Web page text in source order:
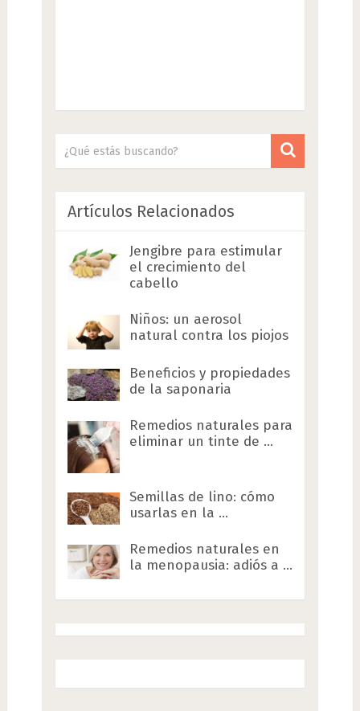
Artículos Relacionados
Jengibre para estimular
el crecimiento del
cabello
Niños: un aerosol
natural contra los piojos
Beneficios y propiedades
de la saponaria
Remedios naturales para
eliminar un tinte de …
Semillas de lino: cómo
usarlas en la …
Remedios naturales en
la menopausia: adiós a …